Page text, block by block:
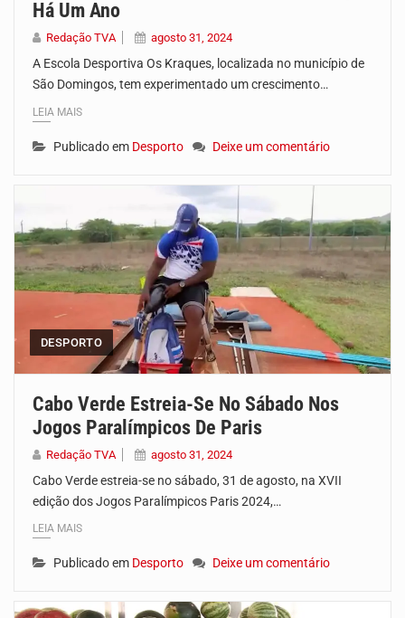
Há Um Ano
Redação TVA agosto 31, 2024
A Escola Desportiva Os Kraques, localizada no município de
São Domingos, tem experimentado um crescimento…
LEIA MAIS
Publicado em Desporto Deixe um comentário
DESPORTO
Cabo Verde Estreia-Se No Sábado Nos
Jogos Paralímpicos De Paris
Redação TVA agosto 31, 2024
Cabo Verde estreia-se no sábado, 31 de agosto, na XVII
edição dos Jogos Paralímpicos Paris 2024,…
LEIA MAIS
Publicado em Desporto Deixe um comentário